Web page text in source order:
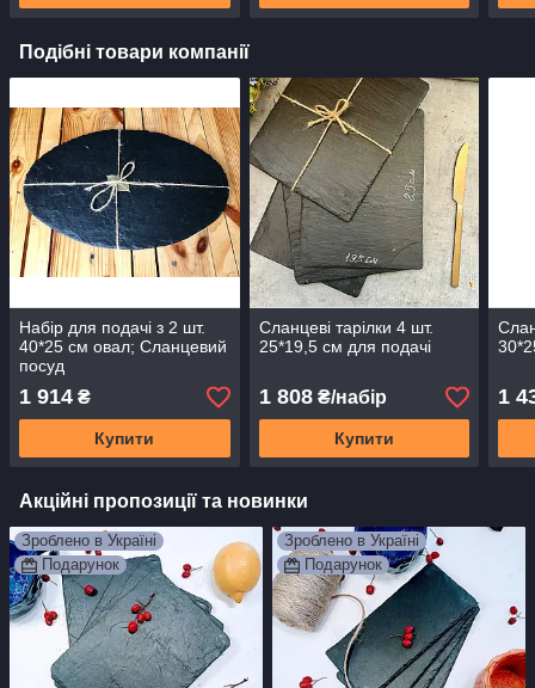
Подібні товари компанії
Набір для подачі з 2 шт.
40*25 см овал; Сланцевий
посуд
1 914 ₴
Купити
Сланцеві тарілки 4 шт.
25*19,5 см для подачі
1 808₴/набір
Купити
1
Акційні пропозиції та новинки
Зроблено в Україні
Подарунок
Зроблено в Україні
Подарунок